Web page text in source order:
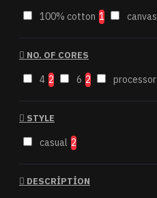
100% cotton 1 canvas
NO. OF CORES
4 2 6 2 processor
STYLE
casual 2
DESCRIPTION